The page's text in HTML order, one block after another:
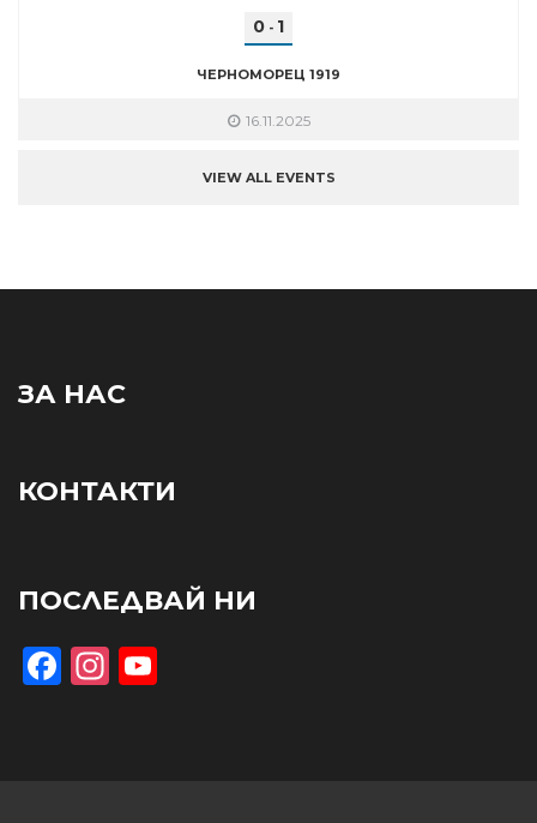
0 - 1
ЧЕРНОМОРЕЦ 1919
16.11.2025
VIEW ALL EVENTS
ЗА НАС
КОНТАКТИ
ПОСЛЕДВАЙ НИ
Facebook
Instagram